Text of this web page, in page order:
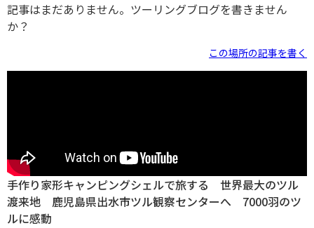
記事はまだありません。ツーリングブログを書きません
か？
この場所の記事を書く
手作り家形キャンピングシェルで旅する 世界最大のツル
渡来地 鹿児島県出水市ツル観察センターへ 7000羽のツ
ルに感動